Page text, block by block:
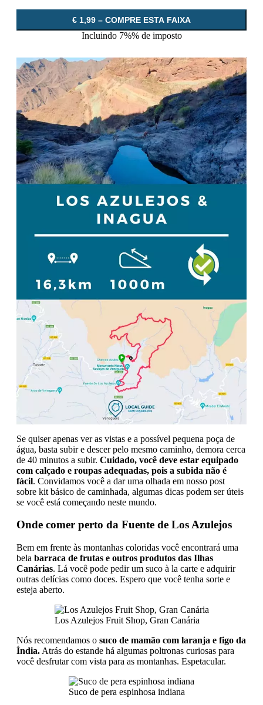
€ 1,99 – COMPRE ESTA FAIXA
Incluindo 7%% de imposto
Se quiser apenas ver as vistas e a possível pequena poça de
água, basta subir e descer pelo mesmo caminho, demora cerca
de 40 minutos a subir. Cuidado, você deve estar equipado
com calçado e roupas adequadas, pois a subida não é
fácil. Convidamos você a dar uma olhada em nosso post
sobre kit básico de caminhada, algumas dicas podem ser úteis
se você está começando neste mundo.
Onde comer perto da Fuente de Los Azulejos
Bem em frente às montanhas coloridas você encontrará uma
bela barraca de frutas e outros produtos das Ilhas
Canárias. Lá você pode pedir um suco à la carte e adquirir
outras delícias como doces. Espero que você tenha sorte e
esteja aberto.
Los Azulejos Fruit Shop, Gran Canária
Nós recomendamos o suco de mamão com laranja e figo da
Índia. Atrás do estande há algumas poltronas curiosas para
você desfrutar com vista para as montanhas. Espetacular.
Suco de pera espinhosa indiana